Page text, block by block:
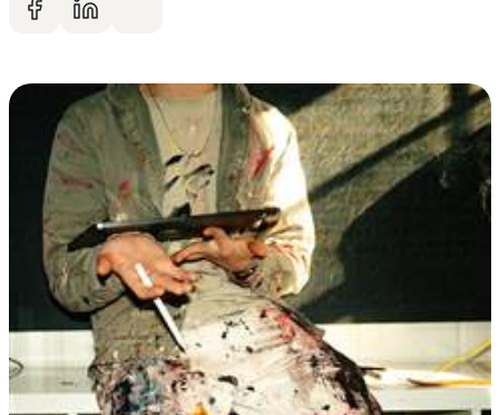
Dela på facebook
Dela på LinkedIn
Gå vidare till artikelns
innehåll